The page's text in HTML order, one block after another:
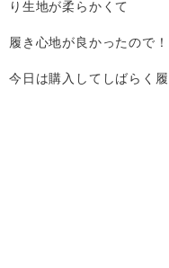
り生地が柔らかくて
履き心地が良かったので！
今日は購入してしばらく